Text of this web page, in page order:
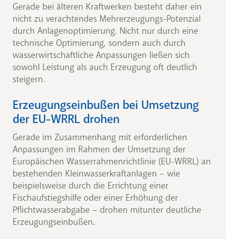
Gerade bei älteren Kraftwerken besteht daher ein
nicht zu verachtendes Mehrerzeugungs-Potenzial
durch Anlagenoptimierung. Nicht nur durch eine
technische Optimierung, sondern auch durch
wasserwirtschaftliche Anpassungen ließen sich
sowohl Leistung als auch Erzeugung oft deutlich
steigern.
Erzeugungseinbußen bei Umsetzung
der EU-WRRL drohen
Gerade im Zusammenhang mit erforderlichen
Anpassungen im Rahmen der Umsetzung der
Europäischen Wasserrahmenrichtlinie (EU-WRRL) an
bestehenden Kleinwasserkraftanlagen – wie
beispielsweise durch die Errichtung einer
Fischaufstiegshilfe oder einer Erhöhung der
Pflichtwasserabgabe – drohen mitunter deutliche
Erzeugungseinbußen.